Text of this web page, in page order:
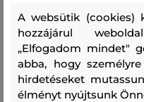
PLÉD VILLA COMO BRIENNO
140X180CM
255 990
76 790
Elérhető méretek:
140x180
A websütik (cookies)
hozzájárul
„Elfogadom mindet"
abba, hogy
hirdetéseket
élményt nyújtsunk